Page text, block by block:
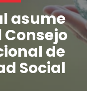
asume
de
Social